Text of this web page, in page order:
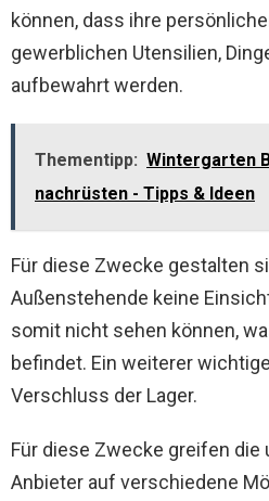
können, dass ihre
gewerblichen Utensilien,
aufbewahrt werden.
Thementipp: Wintergarten
nachrüsten - Tipps & Ideen
Für diese Zwecke gestalten
Außenstehende keine
somit nicht sehen können,
befindet. Ein weiterer
Verschluss der Lager.
Für diese Zwecke greifen
Anbieter auf verschiedene